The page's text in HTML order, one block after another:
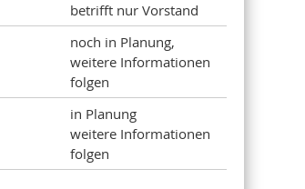
betrifft nur Vorstand
noch in Planung,
weitere Informationen
folgen
in Planung
weitere Informationen
folgen